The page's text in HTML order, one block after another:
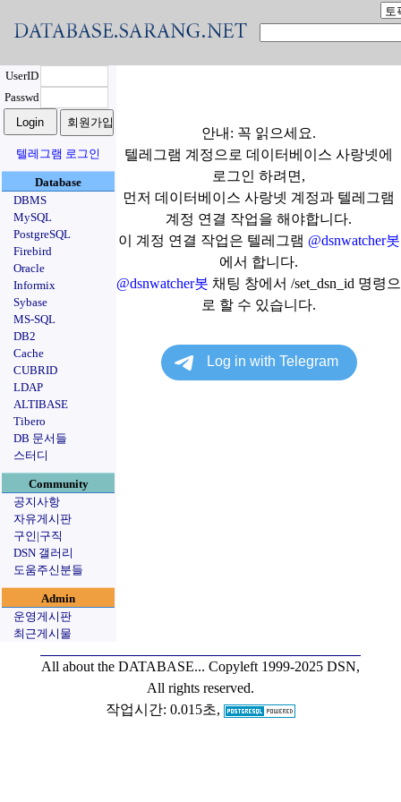
UserID
Passwd
텔레그램 로그인
Database
DBMS
MySQL
PostgreSQL
Firebird
Oracle
Informix
Sybase
MS-SQL
DB2
Cache
CUBRID
LDAP
ALTIBASE
Tibero
DB 문서들
스터디
Community
공지사항
자유게시판
구인|구직
DSN 갤러리
도움주신분들
Admin
운영게시판
최근게시물
안내: 꼭 읽으세요.
텔레그램 계정으로 데이터베이스 사랑넷에
로그인 하려면,
먼저 데이터베이스 사랑넷 계정과 텔레그램
계정 연결 작업을 해야합니다.
이 계정 연결 작업은 텔레그램 @dsnwatcher봇
에서 합니다.
@dsnwatcher봇 채팅 창에서 /set_dsn_id 명령으
로 할 수 있습니다.
All about the DATABASE... Copyleft 1999-2025 DSN,
All rights reserved.
작업시간: 0.015초,